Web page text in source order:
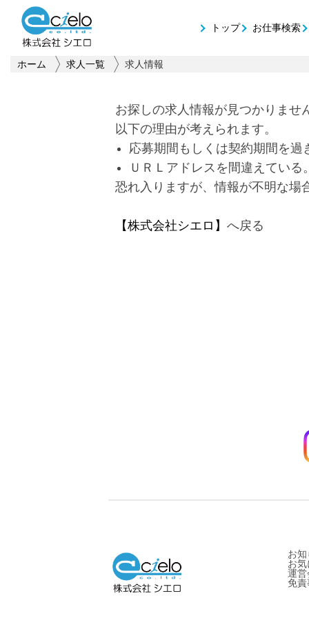
トップ お仕事検索
ホーム 求人一覧 求人情報
お探しの求人情報が見つかりませ
以下の理由が考えられます。
応募期間もしくは契約期間を過
ＵＲＬアドレスを間違えている
恐れ入りますが、情報が不明な場
【株式会社シエロ】 へ戻る
お
お
運
免